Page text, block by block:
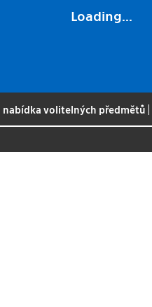
Loading...
nabídka volitelných předmětů